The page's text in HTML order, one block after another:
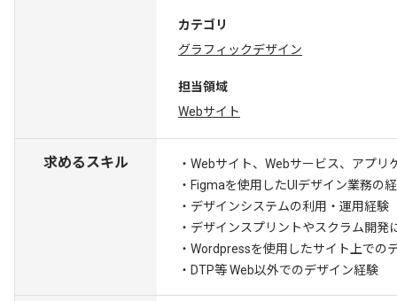
カテゴリ
グラフィックデザイン
担当領域
Webサイト
求めるスキル
・Webサイト、Webサービス、アプ
・Figmaを使用したUIデザイン業務の
・デザインシステムの利用・運用経験
・デザインスプリントやスクラム開発
・Wordpressを使用したサイト上での
・DTP等 Web以外でのデザイン経験